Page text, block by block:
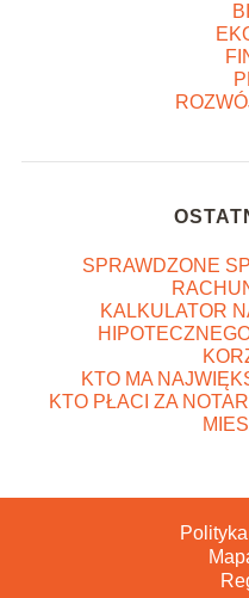
SPRAWDZONE
KALKULATOR
KTO MA
KTO PŁACI ZA